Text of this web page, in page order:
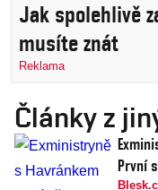
Jak spolehlivě
musíte znát
Reklama
Články z
První